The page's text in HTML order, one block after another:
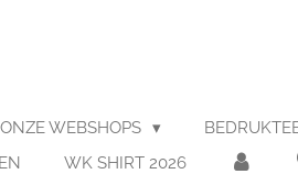
ONZE WEBSHOPS
WK SHIRT 2026